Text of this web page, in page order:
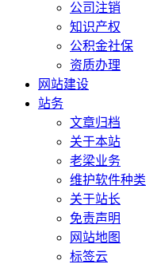
公司注销
知识产权
公积金社保
资质办理
网站建设
站务
文章归档
关于本站
老梁业务
维护软件种类
关于站长
免责声明
网站地图
标签云